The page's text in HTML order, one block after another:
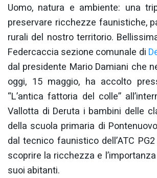
Uomo, natura e ambiente: una
preservare ricchezze faunistiche,
rurali del nostro territorio.
Federcaccia sezione comunale di
dal presidente Mario Damiani che
oggi, 15 maggio, ha accolto
“L’antica fattoria del colle”
Vallotta di Deruta i bambini delle
della scuola primaria di
dal tecnico faunistico dell’ATC
scoprire la ricchezza e
suoi abitanti.